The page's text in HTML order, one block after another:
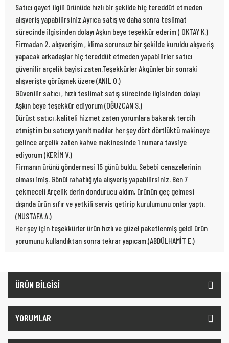
Satıcı gayet ilgili ürünüde hızlı bir şekilde hiç tereddüt etmeden
alışveriş yapabilirsiniz.Ayrıca satış ve daha sonra teslimat
sürecinde ilgisinden dolayı Aşkın beye teşekkür ederim ( OKTAY K.)
Firmadan 2. alışverişim , klima sorunsuz bir şekilde kuruldu alışveriş
yapacak arkadaşlar hiç tereddüt etmeden yapabilirler satıcı
güvenilir arçelik bayisi zaten.Teşekkürler Akgünler bir sonraki
alışverişte görüşmek üzere (ANIL O.)
Güvenilir satıcı , hızlı teslimat satış sürecinde ilgisinden dolayı
Aşkın beye teşekkür ediyorum (OĞUZCAN S.)
Dürüst satıcı ,kaliteli hizmet zaten yorumlara bakarak tercih
etmiştim bu satıcıyı yanıltmadılar her şey dört dörtlüktü makineye
gelince arçelik zaten kahve makinesinde 1 numara tavsiye
ediyorum (KERİM V.)
Firmanın ürünü göndermesi 15 günü buldu. Sebebi cenazelerinin
olması imiş. Gönül rahatlığıyla alışveriş yapabilirsiniz. Ben 7
çekmeceli Arçelik derin dondurucu aldım, ürünün geç gelmesi
dışında ürün sıfır ve yetkili servis getirip kurulumunu onlar yaptı.
(MUSTAFA A.)
Her şey için teşekkürler ürün hızlı ve güzel paketlenmiş geldi ürün
yorumunu kullandıktan sonra tekrar yapıcam.(ABDÜLHAMİT E.)
ÜRÜN BİLGİSİ
YORUMLAR